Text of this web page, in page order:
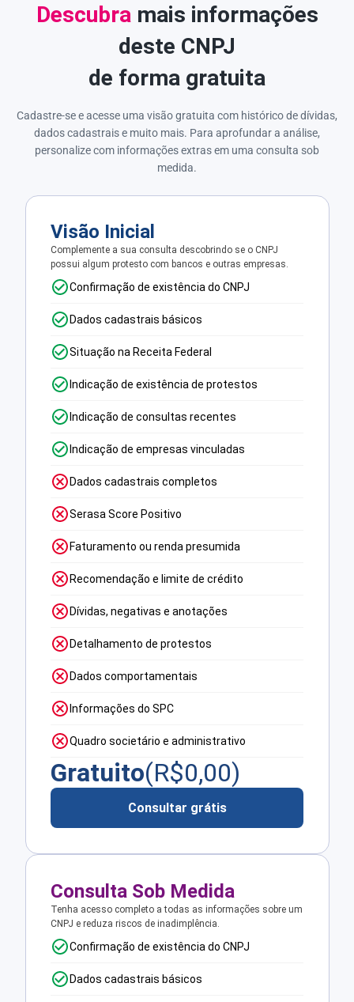
Descubra mais informações
deste CNPJ
de forma gratuita
Cadastre-se e acesse uma visão gratuita com histórico de dívidas,
dados cadastrais e muito mais. Para aprofundar a análise,
personalize com informações extras em uma consulta sob
medida.
Visão Inicial
Complemente a sua consulta descobrindo se o CNPJ
possui algum protesto com bancos e outras empresas.
Confirmação de existência do CNPJ
Dados cadastrais básicos
Situação na Receita Federal
Indicação de existência de protestos
Indicação de consultas recentes
Indicação de empresas vinculadas
Dados cadastrais completos
Serasa Score Positivo
Faturamento ou renda presumida
Recomendação e limite de crédito
Dívidas, negativas e anotações
Detalhamento de protestos
Dados comportamentais
Informações do SPC
Quadro societário e administrativo
Gratuito(R$0,00)
Consultar grátis
Consulta Sob Medida
Tenha acesso completo a todas as informações sobre um
CNPJ e reduza riscos de inadimplência.
Confirmação de existência do CNPJ
Dados cadastrais básicos